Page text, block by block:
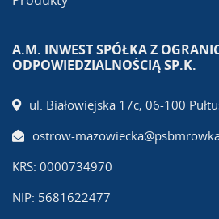
A.M. INWEST SPÓŁKA Z
ODPOWIEDZIALNOŚCIĄ SP.K.
ul. Białowiejska 17c, 06-100
ostrow-
KRS: 0000734970
NIP: 5681622477